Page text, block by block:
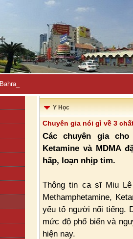
Bahrain, Kuwait tuyên bố-
Y Học
Chuyên gia nói gì về 3
Các chuyên gia
Ketamine và MDMA
hấp, loạn nhịp tim.
Thông tin ca sĩ Miu
Methamphetamine,
yếu tố người nổi tiếng.
mức độ phổ biến và
hiện nay.